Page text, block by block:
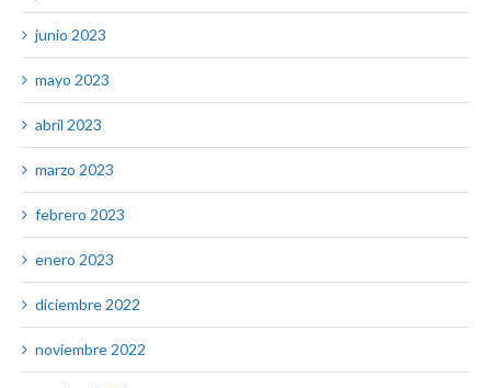
junio 2023
mayo 2023
abril 2023
marzo 2023
febrero 2023
enero 2023
diciembre 2022
noviembre 2022